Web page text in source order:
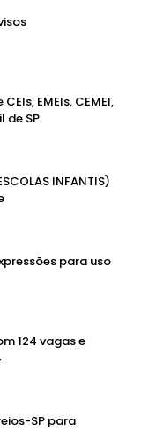
EMEIs, CEMEI,
de SP
INFANTIS)
para uso
124 vagas e
SP para